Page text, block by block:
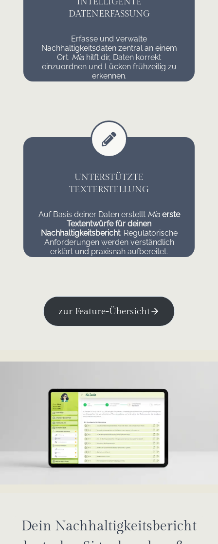
DATENERFASSUNG
Erfasse und verwalte
Nachhaltigkeitsdaten zentral an einem
Ort. Mia hilft dir, Daten korrekt
einzuordnen und Lücken frühzeitig zu
erkennen.
UNTERSTÜTZTE
TEXTERSTELLUNG
Auf Basis deiner Daten erstellt Mia erste
Textentwürfe für deinen
Nachhaltigkeitsbericht. Regulatorische
Anforderungen werden verständlich
erklärt und praxisnah aufbereitet.
zur Feature-Übersicht
Dein Nachhaltigkeitsbericht